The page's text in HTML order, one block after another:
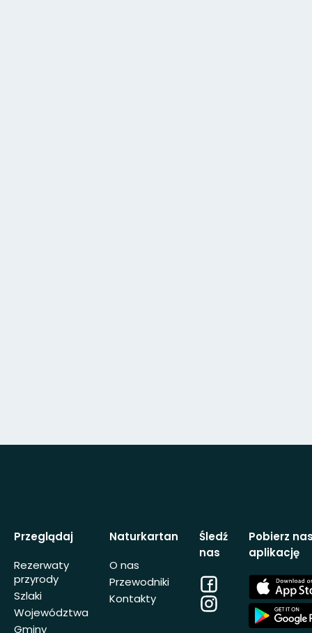
Przeglądaj
Rezerwaty
przyrody
Szlaki
Województwa
Gminy
Naturkartan
O nas
Przewodniki
Kontakty
Śledź
nas
Facebook
Instagram
Pobierz
aplikację
App
Store
App
Store